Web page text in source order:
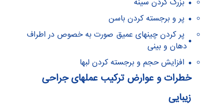
بزرگ کردن سینه
پر و برجسته کردن باسن
پر کردن چینهای عمیق صورت به خصوص در اطراف
دهان و بینی
افزایش حجم و برجسته کردن لبها
خطرات و عوارض ترکیب عملهای جراحی
زیبایی